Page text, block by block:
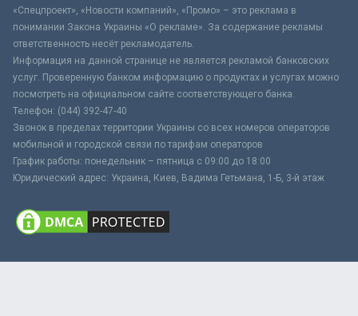
«Спецпроект», «Новости компаний», «Промо» – это реклама в
понимании Закона Украины «О рекламе». За содержание рекламы
ответственность несёт рекламодатель.
Информация на данной странице не является рекламой банковских
услуг. Проверенную банком информацию о продуктах и услугах можно
посмотреть на официальном сайте соответствующего банка.
Телефон: (044) 392-47-40
Звонок в пределах территории Украины со всех номеров операторов
мобильной и городской связи по тарифам операторов
График работы: понедельник – пятница с 09:00 до 18:00
Юридический адрес: Украина, Киев, Вадима Гетьмана, 1-Б, 3-й этаж